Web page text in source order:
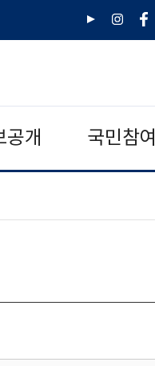
유
인
페
공개 국민참여